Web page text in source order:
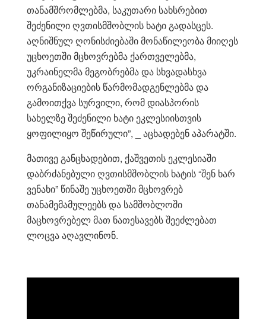
თანამშრომლებმა, საკუთარი სახსრებით
შეძენილი ღვთისმშობლის ხატი გადასცეს.
აღნიშნულ ღონისძიებაში მონაწილეობა მიიღეს
უცხოეთში მცხოვრებმა ქართველებმა,
უკრაინელმა მეგობრებმა და სხვადასხვა
ორგანიზაციების წარმომადგენლებმა და
გამოითქვა სურვილი, რომ დიასპორის
სახელზე შეძენილი ხატი ეკლესიისთვის
ყოფილიყო შეწირული”, _ აცხადებენ აპარატში.
მათივე განცხადებით, ქაშვეთის ეკლესიაში
დაბრძანებული ღვთისმშობლის ხატის “შენ ხარ
ვენახი” წინაშე უცხოეთში მცხოვრებ
თანამემამულეებს და სამშობლოში
მაცხოვრებელ მათ ნათესავებს შეეძლებათ
ლოცვა აღავლინონ.